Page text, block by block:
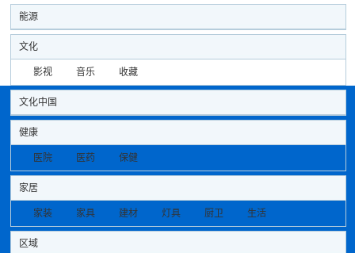
能源
文化
影视 音乐 收藏
文化中国
健康
医院 医药 保健
家居
家装 家具 建材 灯具 厨卫 生活
区域